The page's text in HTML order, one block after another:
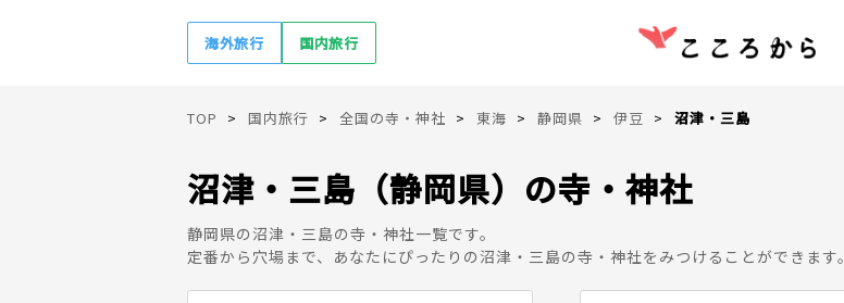
海外旅行 国内旅行
TOP 国内旅行 全国の寺・神社 東海 静岡県 伊豆 沼津・三島
沼津・三島（静岡県）の寺・神社
静岡県の沼津・三島の寺・神社一覧です。
定番から穴場まで、あなたにぴったりの沼津・三島の寺・神社をみつけることができます。